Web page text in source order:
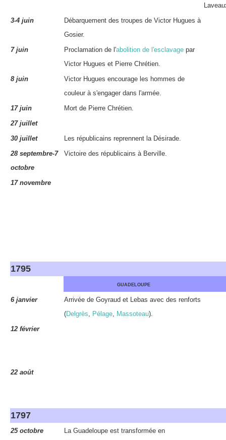
3-4 juin
Débarquement des troupes de Victor Hugues à
Gosier.
7 juin
Proclamation de l'abolition de l'esclavage par
Victor Hugues et Pierre Chrétien.
8 juin
Victor Hugues encourage les hommes de
couleur à s'engager dans l'armée.
17 juin
Mort de Pierre Chrétien.
27 juillet
30 juillet
Les républicains reprennent la Désirade.
28 septembre-7
octobre
Victoire des républicains à Berville.
17 novembre
1795
GUADELOUPE
6 janvier
Arrivée de Goyraud et Lebas avec des renforts
(Delgrès Pélage Massoteau).
12 février
22 août
1797
25 octobre
La Guadeloupe est transformée en